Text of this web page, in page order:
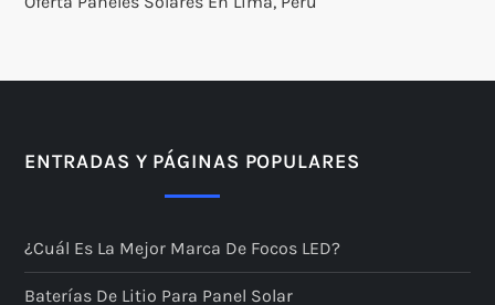
ENTRADAS Y PÁGINAS POPULARES
¿Cuál Es La Mejor Marca De Focos LED?
Baterías De Litio Para Panel Solar